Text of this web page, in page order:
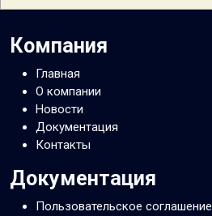
Компания
Главная
О компании
Новости
Документация
Контакты
Документация
Пользовательское соглашение